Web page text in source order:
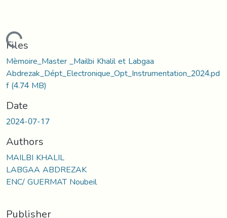
Files
Mèmoire_Master _Mailbi Khalil et Labgaa
Abdrezak_Dépt_Electronique_Opt_Instrumentation_2024.pd
f(4.74 MB)
Date
2024-07-17
Authors
MAILBI KHALIL
LABGAA ABDREZAK
ENC/ GUERMAT Noubeil
Publisher